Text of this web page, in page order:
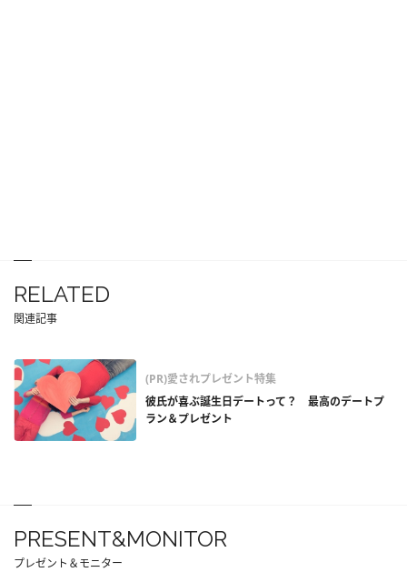
RELATED
関連記事
(PR)愛されプレゼント特集
彼氏が喜ぶ誕生日デートって？ 最高のデートプ
ラン＆プレゼント
PRESENT&MONITOR
プレゼント＆モニター